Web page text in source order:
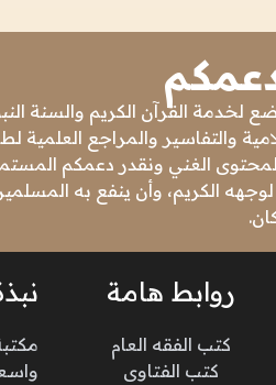
لخدمة القرآن الكريم والسنة
والتفاسير والمراجع العلمية
الغني ونقدر دعمكم
الكريم، وأن ينفع به
روابط هامة
كتب الفقه العام
كتب الفتاوى